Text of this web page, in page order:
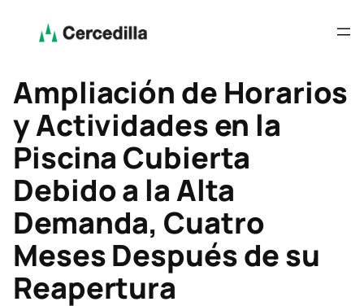
Ampliación de Horarios
y Actividades en la
Piscina Cubierta
Debido a la Alta
Demanda, Cuatro
Meses Después de su
Reapertura